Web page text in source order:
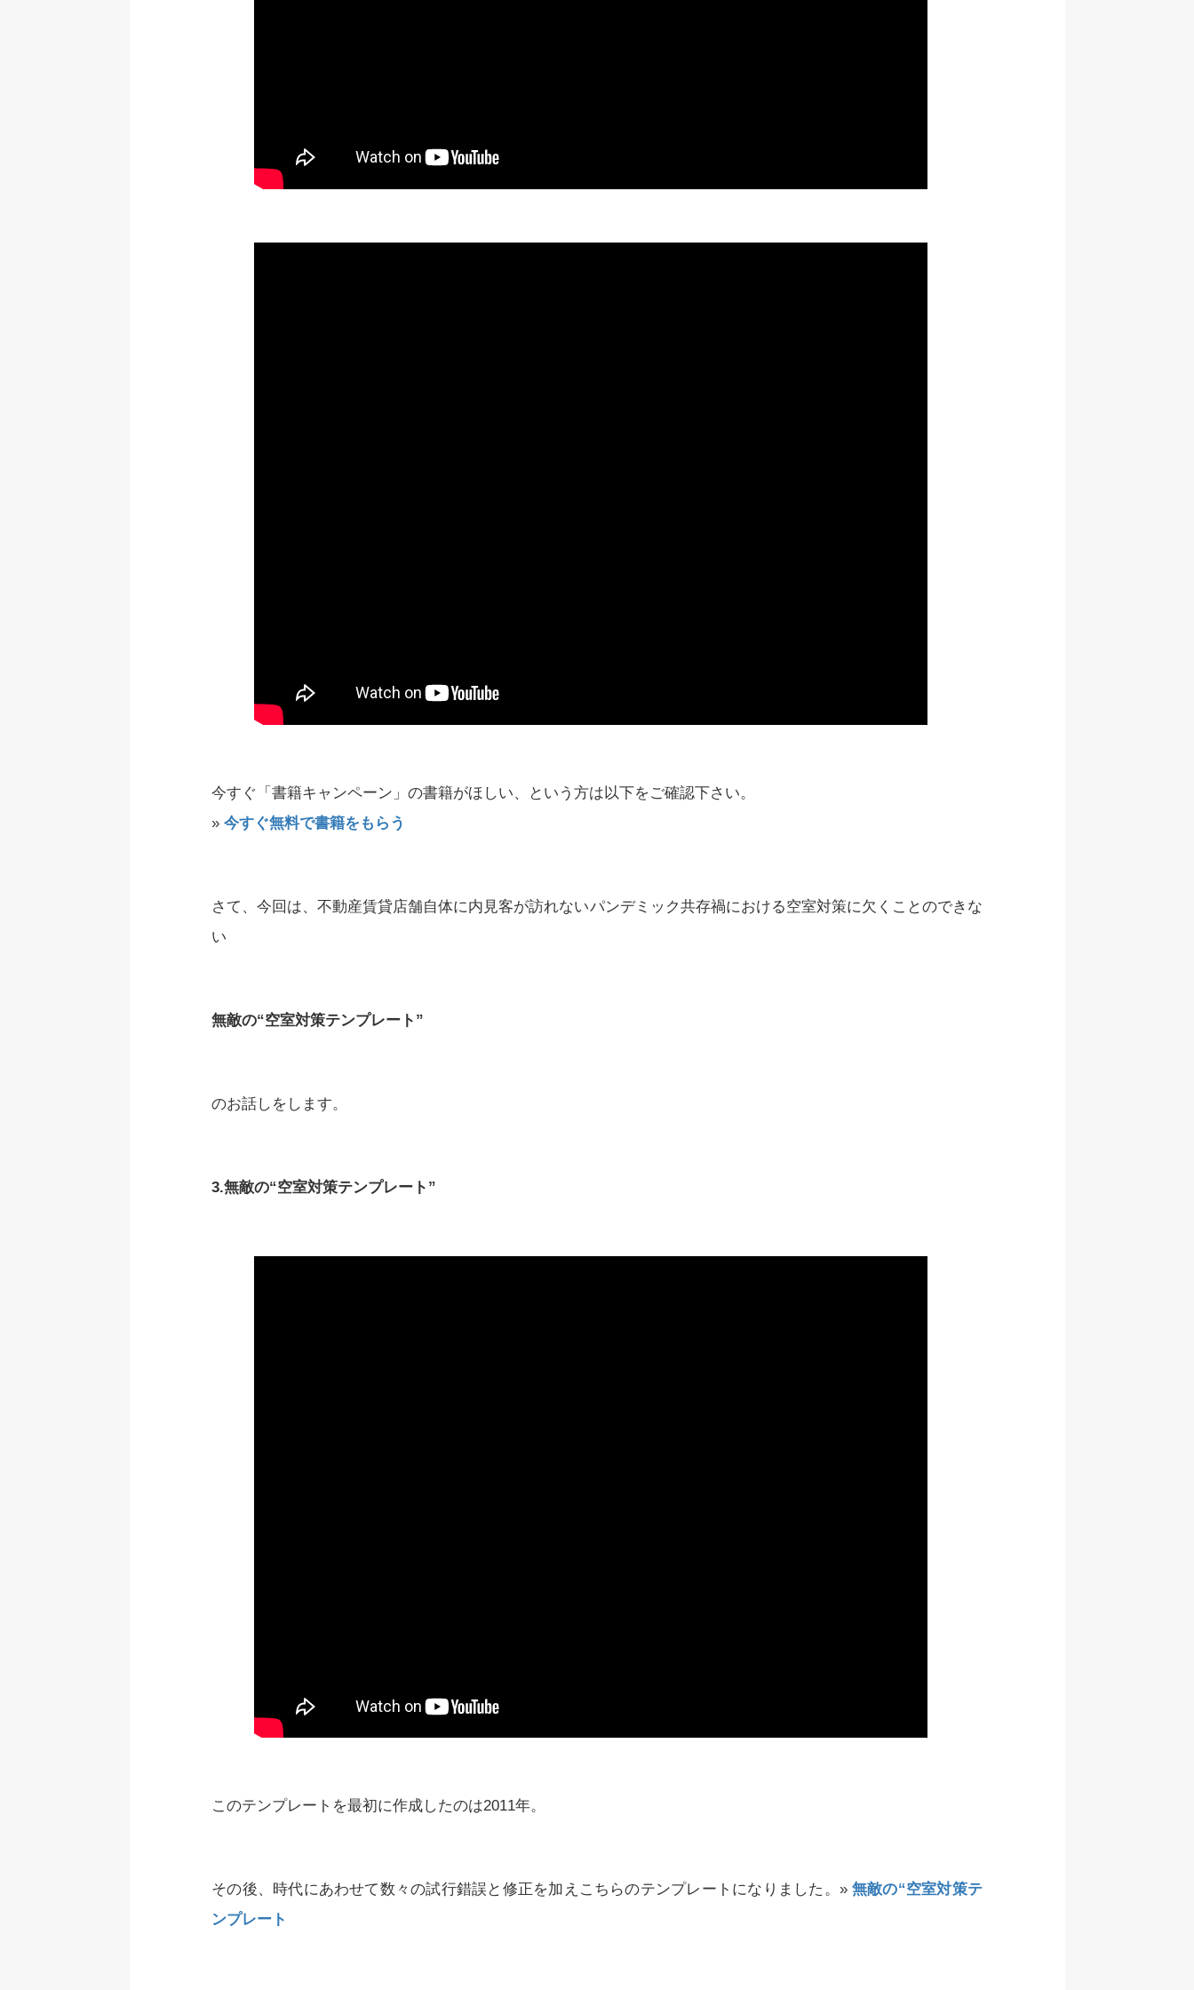
今すぐ「書籍キャンペーン」の書籍がほしい、という方は以下をご確認下さい。
»今すぐ無料で書籍をもらう
さて、今回は、不動産賃貸店舗自体に内見客が訪れないパンデミック共存禍における空室対策に欠くことのできな
い
無敵の“空室対策テンプレート”
のお話しをします。
3.無敵の“空室対策テンプレート”
このテンプレートを最初に作成したのは2011年。
その後、時代にあわせて数々の試行錯誤と修正を加えこちらのテンプレートになりました。» 無敵の“空室対策テ
ンプレート